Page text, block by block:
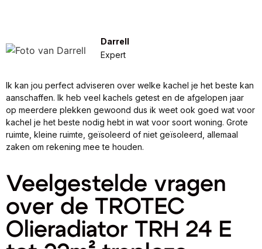
Darrell
Expert
Ik kan jou perfect adviseren over welke kachel je het beste kan
aanschaffen. Ik heb veel kachels getest en de afgelopen jaar
op meerdere plekken gewoond dus ik weet ook goed wat voor
kachel je het beste nodig hebt in wat voor soort woning. Grote
ruimte, kleine ruimte, geïsoleerd of niet geïsoleerd, allemaal
zaken om rekening mee te houden.
Veelgestelde vragen
over de TROTEC
Olieradiator TRH 24 E